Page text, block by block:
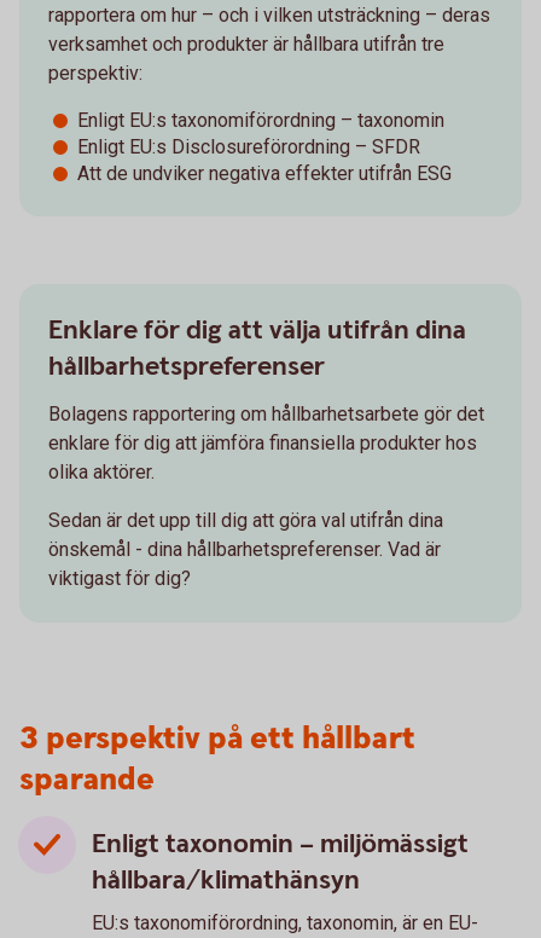
rapportera om hur – och i vilken utsträckning – deras
verksamhet och produkter är hållbara utifrån tre
perspektiv:
Enligt EU:s taxonomiförordning – taxonomin
Enligt EU:s Disclosureförordning – SFDR
Att de undviker negativa effekter utifrån ESG
Enklare för dig att välja utifrån dina
hållbarhetspreferenser
Bolagens rapportering om hållbarhetsarbete gör det
enklare för dig att jämföra finansiella produkter hos
olika aktörer.
Sedan är det upp till dig att göra val utifrån dina
önskemål - dina hållbarhetspreferenser. Vad är
viktigast för dig?
3 perspektiv på ett hållbart
sparande
Enligt taxonomin – miljömässigt
hållbara/klimathänsyn
EU:s taxonomiförordning, taxonomin, är en EU-